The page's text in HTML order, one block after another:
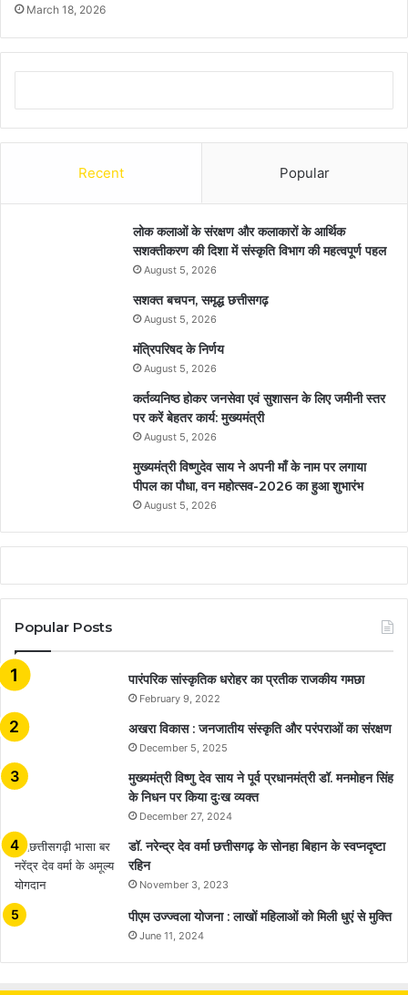
March 18, 2026
Recent Popular
लोक कलाओं के संरक्षण और कलाकारों के आर्थिक
सशक्तीकरण की दिशा में संस्कृति विभाग की महत्वपूर्ण पहल
August 5, 2026
सशक्त बचपन, समृद्ध छत्तीसगढ़
August 5, 2026
मंत्रिपरिषद के निर्णय
August 5, 2026
कर्तव्यनिष्ठ होकर जनसेवा एवं सुशासन के लिए जमीनी स्तर
पर करें बेहतर कार्य: मुख्यमंत्री
August 5, 2026
मुख्यमंत्री विष्णुदेव साय ने अपनी माँ के नाम पर लगाया
पीपल का पौधा, वन महोत्सव-2026 का हुआ शुभारंभ
August 5, 2026
Popular Posts
​​​​​​​पारंपरिक सांस्कृतिक धरोहर का प्रतीक राजकीय गमछा
February 9, 2022
अखरा विकास : जनजातीय संस्कृति और परंपराओं का संरक्षण
December 5, 2025
मुख्यमंत्री विष्णु देव साय ने पूर्व प्रधानमंत्री डॉ. मनमोहन सिंह
के निधन पर किया दुःख व्यक्त
December 27, 2024
डॉ. नरेन्द्र देव वर्मा छत्तीसगढ़ के सोनहा बिहान के स्वप्नदृष्टा
रहिन
November 3, 2023
पीएम उज्ज्वला योजना : लाखों महिलाओं को मिली धुएं से मुक्ति
June 11, 2024